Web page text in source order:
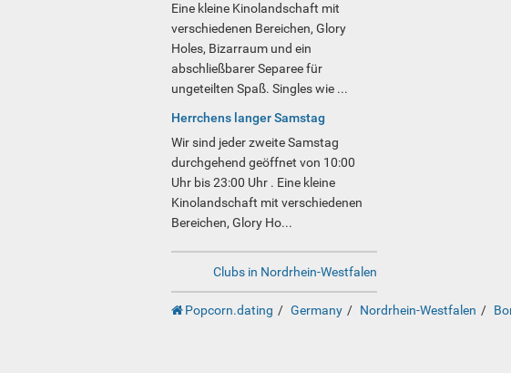
Eine kleine Kinolandschaft mit
verschiedenen Bereichen, Glory
Holes, Bizarraum und ein
abschließbarer Separee für
ungeteilten Spaß. Singles wie ...
Herrchens langer Samstag
Wir sind jeder zweite Samstag
durchgehend geöffnet von 10:00
Uhr bis 23:00 Uhr . Eine kleine
Kinolandschaft mit verschiedenen
Bereichen, Glory Ho...
Clubs in Nordrhein-Westfalen
Popcorn.dating Germany Nordrhein-Westfalen